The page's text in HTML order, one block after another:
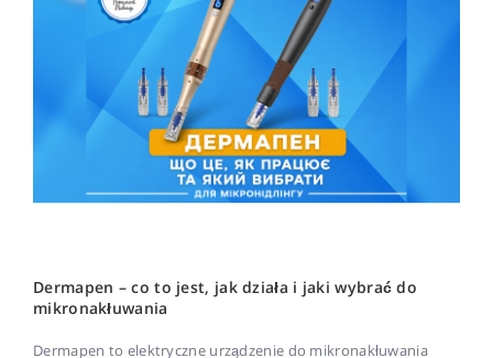
Dermapen – co to jest, jak działa i jaki wybrać do
mikronakłuwania
Dermapen to elektryczne urządzenie do mikronakłuwania